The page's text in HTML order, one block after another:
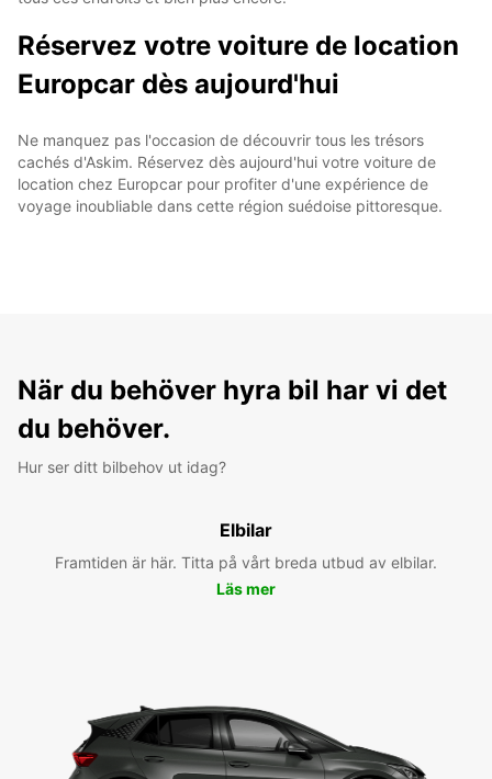
Réservez votre voiture de location
Europcar dès aujourd'hui
Ne manquez pas l'occasion de découvrir tous les trésors
cachés d'Askim. Réservez dès aujourd'hui votre voiture de
location chez Europcar pour profiter d'une expérience de
voyage inoubliable dans cette région suédoise pittoresque.
När du behöver hyra bil har vi det
du behöver.
Hur ser ditt bilbehov ut idag?
Elbilar
Framtiden är här. Titta på vårt breda utbud av elbilar.
Läs mer